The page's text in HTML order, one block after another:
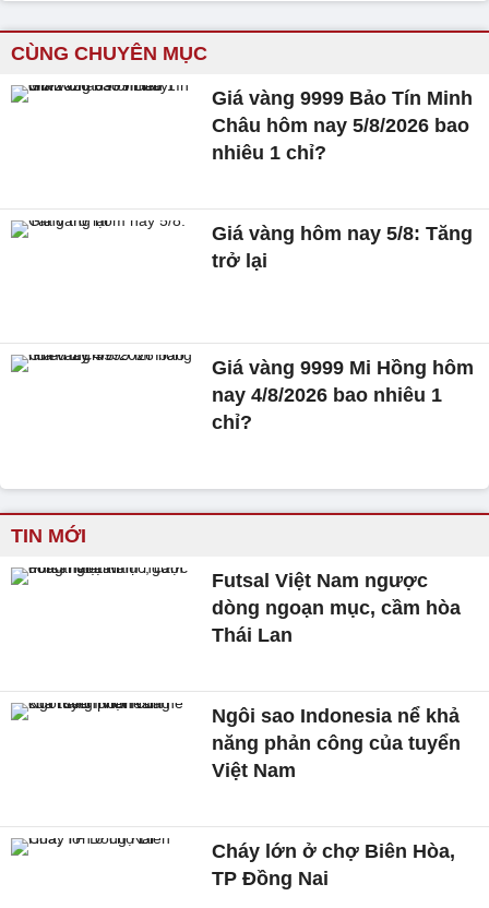
CÙNG CHUYÊN MỤC
Giá vàng 9999 Bảo Tín Minh
Châu hôm nay 5/8/2026 bao
nhiêu 1 chỉ?
Giá vàng hôm nay 5/8: Tăng
trở lại
Giá vàng 9999 Mi Hồng hôm
nay 4/8/2026 bao nhiêu 1
chỉ?
TIN MỚI
Futsal Việt Nam ngược
dòng ngoạn mục, cầm hòa
Thái Lan
Ngôi sao Indonesia nể khả
năng phản công của tuyển
Việt Nam
Cháy lớn ở chợ Biên Hòa,
TP Đồng Nai